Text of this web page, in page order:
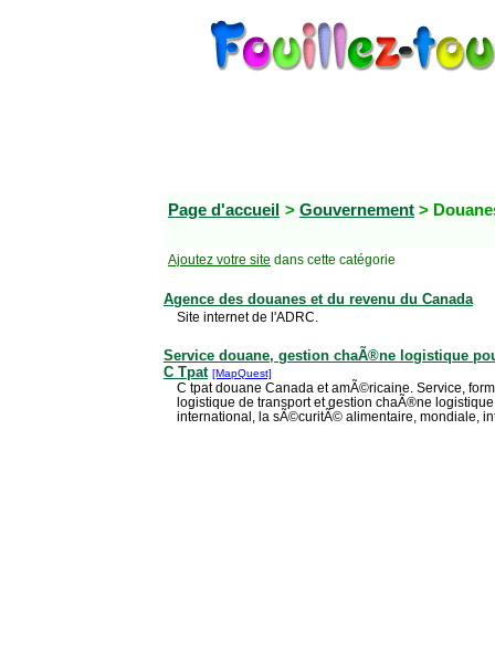
Page d'accueil > Gouvernement >
Ajoutez votre site dans cette catégorie
Agence des douanes et du revenu du Canada
Site internet de l'ADRC.
Service douane, gestion chaÃ®ne logistique
C Tpat [MapQuest]
C tpat douane Canada et amÃ©ricaine. Service,
logistique de transport et gestion chaÃ®ne
international, la sÃ©curitÃ© alimentaire, mondiale,